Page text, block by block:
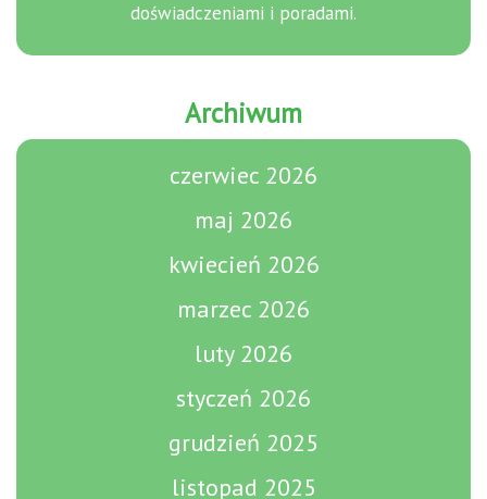
doświadczeniami i poradami.
Archiwum
czerwiec 2026
maj 2026
kwiecień 2026
marzec 2026
luty 2026
styczeń 2026
grudzień 2025
listopad 2025